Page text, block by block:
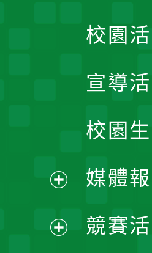
校園
宣導
校園
媒體
競賽
開